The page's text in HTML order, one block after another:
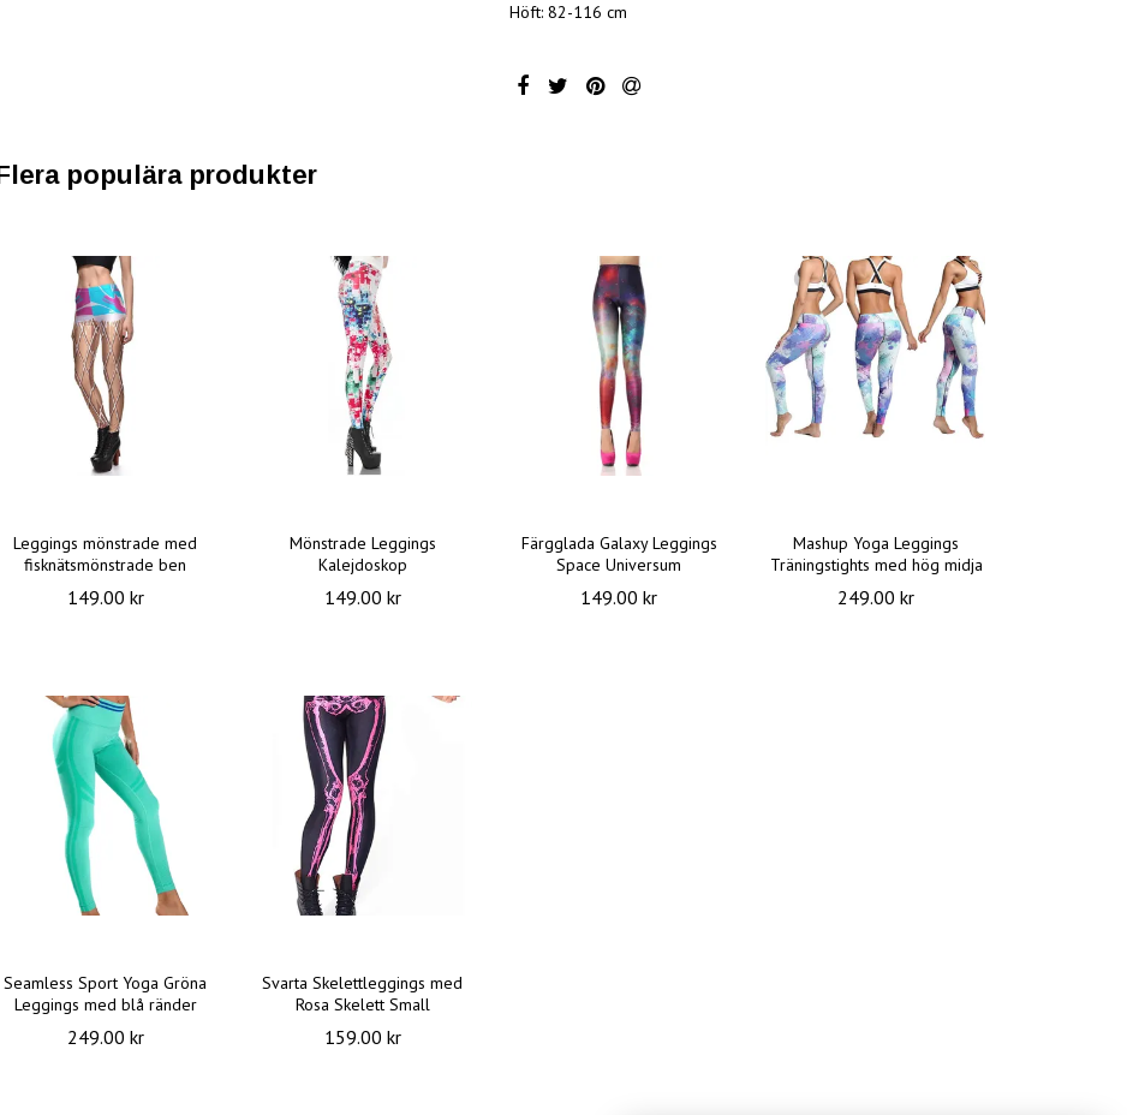
Höft: 82-116 cm
populära produkter
Leggings mönstrade med
fisknätsmönstrade ben
149.00 kr
Mönstrade Leggings
Kalejdoskop
149.00 kr
Färgglada Galaxy Leggings
Space Universum
149.00 kr
Mashup Yoga Leggings
Träningstights med hög midja
249.00 kr
Seamless Sport Yoga Gröna
Leggings med blå ränder
249.00 kr
Svarta Skelettleggings med
Rosa Skelett Small
159.00 kr